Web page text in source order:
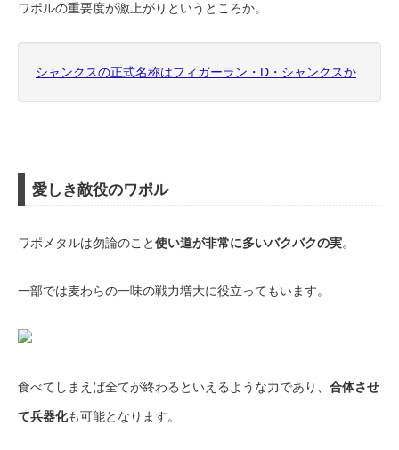
ワポルの重要度が激上がりというところか。
シャンクスの正式名称はフィガーラン・D・シャンクスか
愛しき敵役のワポル
ワポメタルは勿論のこと使い道が非常に多いバクバクの実。
一部では麦わらの一味の戦力増大に役立ってもいます。
食べてしまえば全てが終わるといえるような力であり、 合体させ
て兵器化も可能となります。